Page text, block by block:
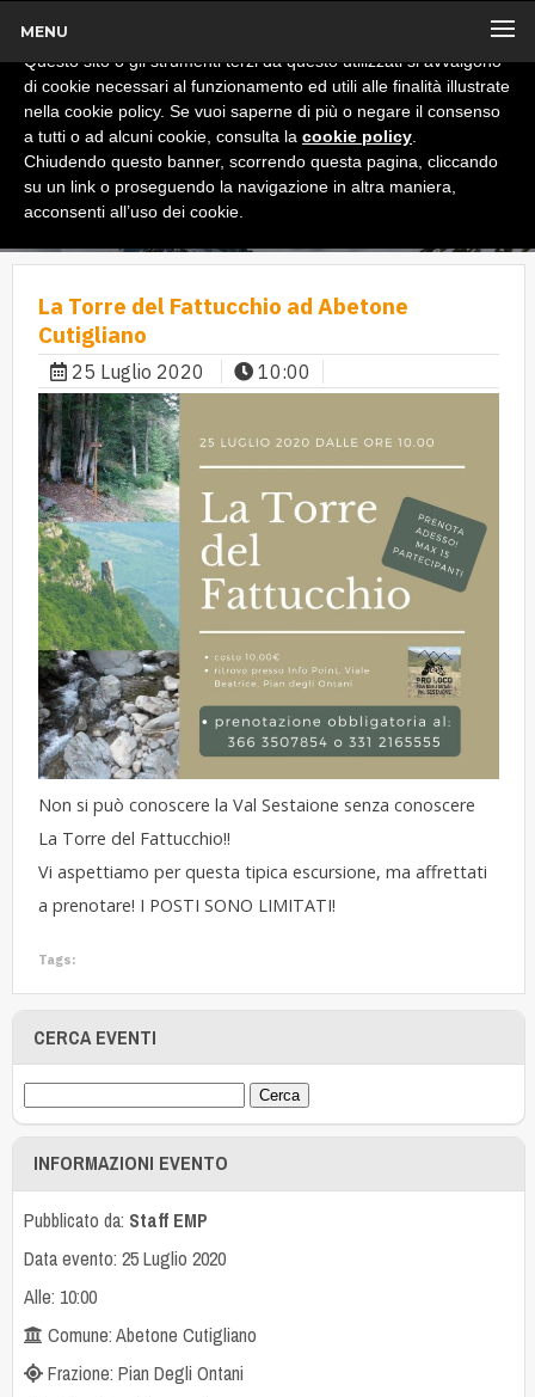
MENU
La Torre del Fattucchio ad Abetone
Cutigliano
25 Luglio 2020 10:00
Non si può conoscere la Val Sestaione senza conoscere
La Torre del Fattucchio!!
Vi aspettiamo per questa tipica escursione, ma affrettati
a prenotare! I POSTI SONO LIMITATI!
Tags:
CERCA EVENTI
INFORMAZIONI EVENTO
Pubblicato da: Staff EMP
Data evento: 25 Luglio 2020
Alle: 10:00
Comune: Abetone Cutigliano
Frazione: Pian Degli Ontani
x
Informativa
Questo sito o gli strumenti terzi da questo utilizzati si avvalgono
di cookie necessari al funzionamento ed utili alle finalità illustrate
nella cookie policy. Se vuoi saperne di più o negare il consenso
a tutti o ad alcuni cookie, consulta la cookie policy
Chiudendo questo banner, scorrendo questa pagina, cliccando
su un link o proseguendo la navigazione in altra maniera,
acconsenti all’uso dei cookie.